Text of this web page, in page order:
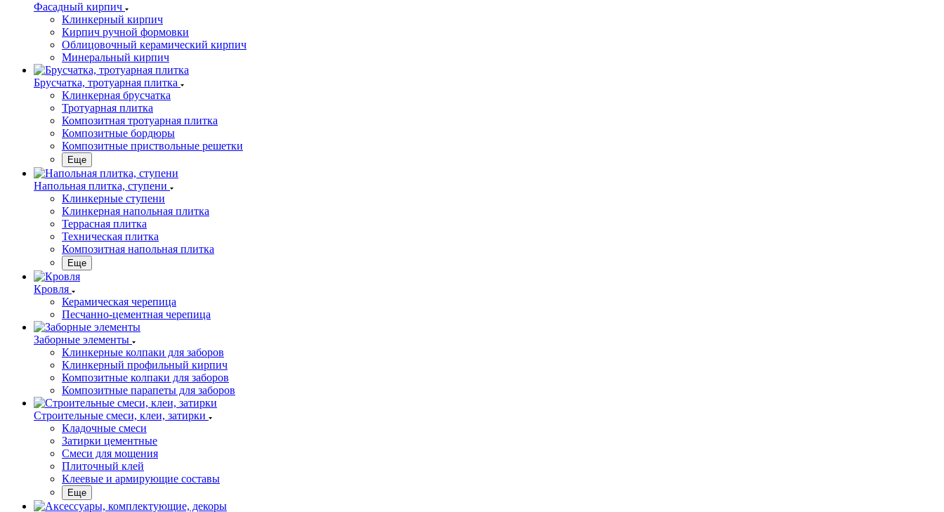
Фасадный кирпич
Клинкерный кирпич
Кирпич ручной формовки
Облицовочный керамический кирпич
Минеральный кирпич
Брусчатка, тротуарная плитка
Клинкерная брусчатка
Тротуарная плитка
Композитная тротуарная плитка
Композитные бордюры
Композитные приствольные решетки
Еще
Напольная плитка, ступени
Клинкерные ступени
Клинкерная напольная плитка
Террасная плитка
Техническая плитка
Композитная напольная плитка
Еще
Кровля
Керамическая черепица
Песчанно-цементная черепица
Заборные элементы
Клинкерные колпаки для заборов
Клинкерный профильный кирпич
Композитные колпаки для заборов
Композитные парапеты для заборов
Строительные смеси, клеи, затирки
Кладочные смеси
Затирки цементные
Смеси для мощения
Плиточный клей
Клеевые и армирующие составы
Еще